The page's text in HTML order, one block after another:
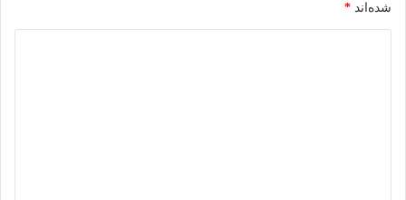
شده‌اند *